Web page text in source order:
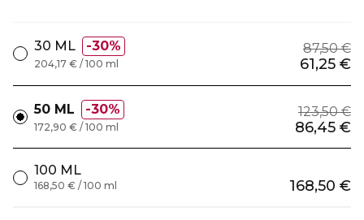
30 ML 30% 87,50 €
61,25 €
204,17 € / 100 ml
50 ML 30% 123,50 €
86,45 €
172,90 € / 100 ml
100 ML
168,50 €
168,50 € / 100 ml